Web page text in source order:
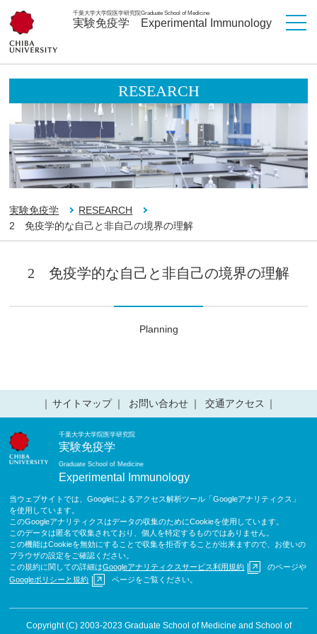
千葉大学大学院医学研究院
実験免疫学
Graduate School of Medicine
Experimental Immunology
RESEARCH
実験免疫学
RESEARCH
2 免疫学的な自己と非自己の境界の理解
2 免疫学的な自己と非自己の境界の理解
Planning
サイトマップ お問い合わせ 交通アクセス
千葉大学大学院医学研究院
実験免疫学
Graduate School of Medicine
Experimental Immunology
当ウェブサイトでは、Googleによるアクセス解析ツール「Googleアナリティクス」
を使用しています。
このGoogleアナリティクスはデータの収集のためにCookieを使用しています。
このデータは匿名で収集されており、個人を特定するものではありません。
この機能はCookieを無効にすることで収集を拒否することが出来ますので、お使いの
ブラウザの設定をご確認ください。
この規約に関しての詳細はGoogleアナリティクスサービス利用規約
のページや
Googleポリシーと規約
ページをご覧ください。
Copyright (C) 2003-2023 Graduate School of Medicine and School of